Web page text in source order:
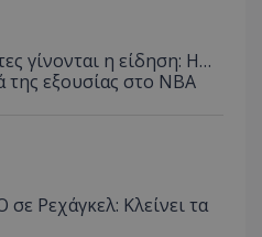
γίνονται η είδηση: Η…
της εξουσίας στο NBA
Ρεχάγκελ: Κλείνει τα